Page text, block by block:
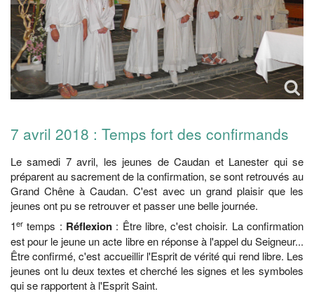
7 avril 2018 : Temps fort des confirmands
Le samedi 7 avril, les jeunes de Caudan et Lanester qui se
préparent au sacrement de la confirmation, se sont retrouvés au
Grand Chêne à Caudan. C'est avec un grand plaisir que les
jeunes ont pu se retrouver et passer une belle journée.
1er temps : Réflexion: Être libre, c'est choisir. La confirmation
est pour le jeune un acte libre en réponse à l'appel du Seigneur...
Être confirmé, c'est accueillir l'Esprit de vérité qui rend libre. Les
jeunes ont lu deux textes et cherché les signes et les symboles
qui se rapportent à l'Esprit Saint.